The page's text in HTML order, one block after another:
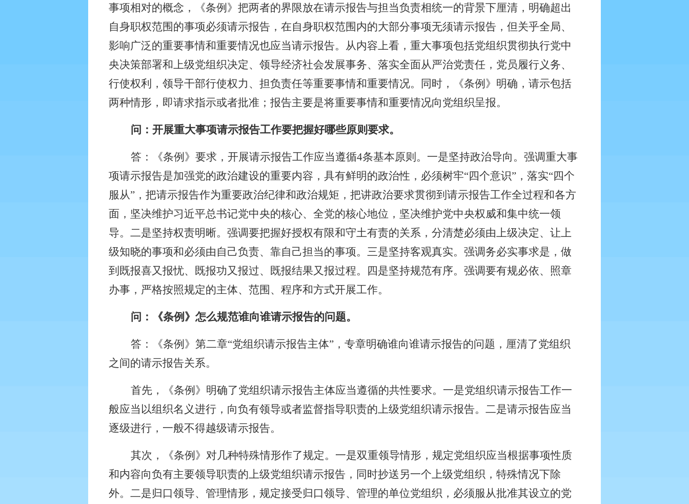
事项相对的概念，《条例》把两者的界限放在请示报告与担当负责相统一的背景下厘清，明确超出
自身职权范围的事项必须请示报告，在自身职权范围内的大部分事项无须请示报告，但关乎全局、
影响广泛的重要事情和重要情况也应当请示报告。从内容上看，重大事项包括党组织贯彻执行党中
央决策部署和上级党组织决定、领导经济社会发展事务、落实全面从严治党责任，党员履行义务、
行使权利，领导干部行使权力、担负责任等重要事情和重要情况。同时，《条例》明确，请示包括
两种情形，即请求指示或者批准；报告主要是将重要事情和重要情况向党组织呈报。
问：开展重大事项请示报告工作要把握好哪些原则要求。
答：《条例》要求，开展请示报告工作应当遵循4条基本原则。一是坚持政治导向。强调重大事
项请示报告是加强党的政治建设的重要内容，具有鲜明的政治性，必须树牢“四个意识”，落实“四个
服从”，把请示报告作为重要政治纪律和政治规矩，把讲政治要求贯彻到请示报告工作全过程和各方
面，坚决维护习近平总书记党中央的核心、全党的核心地位，坚决维护党中央权威和集中统一领
导。二是坚持权责明晰。强调要把握好授权有限和守土有责的关系，分清楚必须由上级决定、让上
级知晓的事项和必须由自己负责、靠自己担当的事项。三是坚持客观真实。强调务必实事求是，做
到既报喜又报忧、既报功又报过、既报结果又报过程。四是坚持规范有序。强调要有规必依、照章
办事，严格按照规定的主体、范围、程序和方式开展工作。
问：《条例》怎么规范谁向谁请示报告的问题。
答：《条例》第二章“党组织请示报告主体”，专章明确谁向谁请示报告的问题，厘清了党组织
之间的请示报告关系。
首先，《条例》明确了党组织请示报告主体应当遵循的共性要求。一是党组织请示报告工作一
般应当以组织名义进行，向负有领导或者监督指导职责的上级党组织请示报告。二是请示报告应当
逐级进行，一般不得越级请示报告。
其次，《条例》对几种特殊情形作了规定。一是双重领导情形，规定党组织应当根据事项性质
和内容向负有主要领导职责的上级党组织请示报告，同时抄送另一个上级党组织，特殊情况下除
外。二是归口领导、管理情形，规定接受归口领导、管理的单位党组织，必须服从批准其设立的党